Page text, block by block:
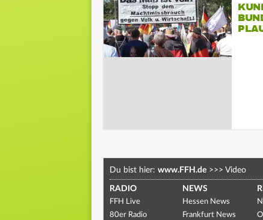
Du bist hier: www.FFH.de >>> Video
RADIO
FFH Live
80er Radio
NEWS
Hessen News
Frankfurt News